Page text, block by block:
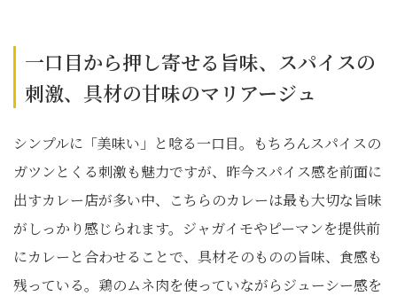
一口目から押し寄せる旨味、スパイスの
刺激、具材の甘味のマリアージュ
シンプルに「美味い」と唸る一口目。もちろんスパイスの
ガツンとくる刺激も魅力ですが、昨今スパイス感を前面に
出すカレー店が多い中、こちらのカレーは最も大切な旨味
がしっかり感じられます。ジャガイモやピーマンを提供前
にカレーと合わせることで、具材そのものの旨味、食感も
残っている。鶏のムネ肉を使っていながらジューシー感を